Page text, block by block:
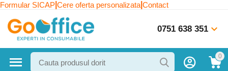
Formular SICAP Cere oferta personalizata Contact
0751 638 351
0